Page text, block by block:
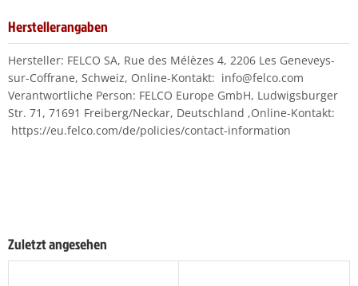
Herstellerangaben
Hersteller: FELCO SA, Rue des Mélèzes 4, 2206 Les Geneveys-
sur-Coffrane, Schweiz, Online-Kontakt: info@felco.com
Verantwortliche Person: FELCO Europe GmbH, Ludwigsburger
Str. 71, 71691 Freiberg/Neckar, Deutschland ,Online-Kontakt:
https://eu.felco.com/de/policies/contact-information
Zuletzt angesehen